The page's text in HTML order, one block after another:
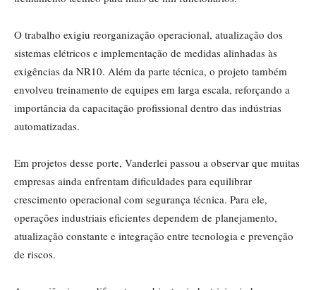
O trabalho exigiu reorganização operacional, atualização dos
sistemas elétricos e implementação de medidas alinhadas às
exigências da NR10. Além da parte técnica, o projeto também
envolveu treinamento de equipes em larga escala, reforçando a
importância da capacitação profissional dentro das indústrias
automatizadas.
Em projetos desse porte, Vanderlei passou a observar que muitas
empresas ainda enfrentam dificuldades para equilibrar
crescimento operacional com segurança técnica. Para ele,
operações industriais eficientes dependem de planejamento,
atualização constante e integração entre tecnologia e prevenção
de riscos.